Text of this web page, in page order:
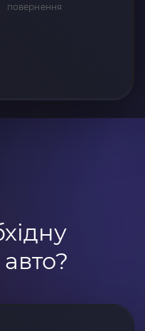
повернення